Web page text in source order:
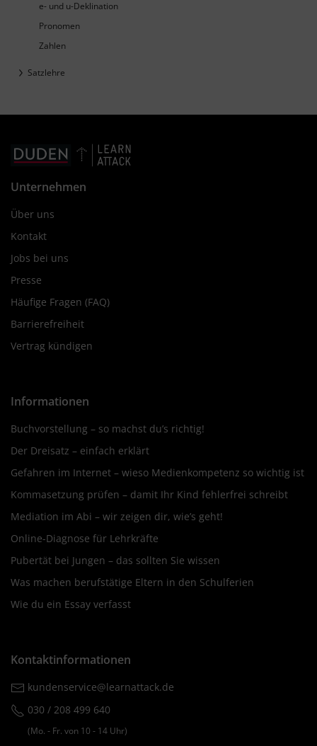
e- und u-Deklination
Pronomen
Zahlen
Satzlehre
Unternehmen
Über uns
Kontakt
Jobs bei uns
Presse
Häufige Fragen (FAQ)
Barrierefreiheit
Vertrag kündigen
Informationen
Buchvorstellung – so machst du’s richtig!
Der Dreisatz – einfach erklärt
Gefahren im Internet – wieso Medienkompetenz so wichtig ist
Kommasetzung prüfen – damit Ihr Kind fehlerfrei schreibt
Mediation im Abi – wir zeigen dir, wie’s geht!
Online-Diagnose für Lehrkräfte
Pubertät bei Jungen – das sollten Sie wissen
Was machen berufstätige Eltern in den Schulferien
Wie du ein Essay verfasst
Kontaktinformationen
kundenservice@learnattack.de
030 / 208 499 640
(Mo. ‐ Fr. von 10 ‐ 14 Uhr)